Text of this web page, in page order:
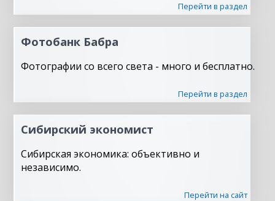
Перейти в раздел
Фотобанк Бабра
Фотографии со всего света - много и бесплатно.
Перейти в раздел
Сибирский экономист
Сибирская экономика: объективно и
независимо.
Перейти на сайт